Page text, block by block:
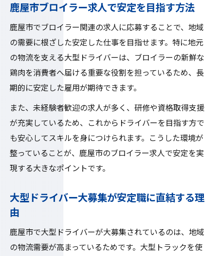
鹿屋市ブロイラー求人で安定を目指す方法
鹿屋市でブロイラー関連の求人に応募することで、地域
の需要に根ざした安定した仕事を目指せます。特に地元
の物流を支える大型ドライバーは、ブロイラーの新鮮な
鶏肉を消費者へ届ける重要な役割を担っているため、長
期的に安定した雇用が期待できます。
また、未経験者歓迎の求人が多く、研修や資格取得支援
が充実しているため、これからドライバーを目指す方で
も安心してスキルを身につけられます。こうした環境が
整っていることが、鹿屋市のブロイラー求人で安定を実
現する大きなポイントです。
大型ドライバー大募集が安定職に直結する理
由
鹿屋市で大型ドライバーが大募集されているのは、地域
の物流需要が高まっているためです。大型トラックを使